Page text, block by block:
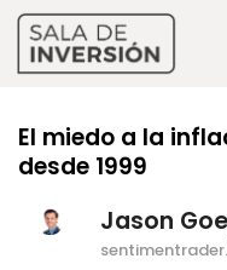
El miedo a la
desde 1999
Jason